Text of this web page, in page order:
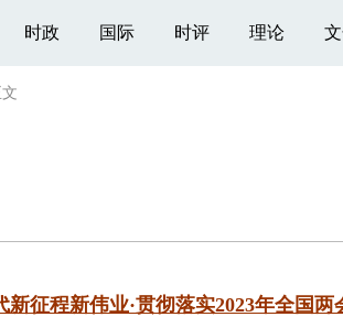
时政 国际 时评 理论
文
新征程新伟业·贯彻落实2023年全国两